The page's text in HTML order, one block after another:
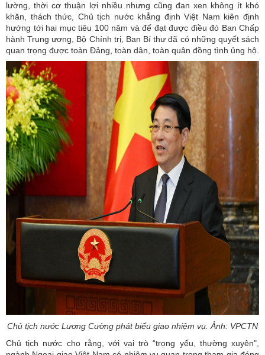
lường, thời cơ thuận lợi nhiều nhưng cũng đan xen không ít khó
khăn, thách thức, Chủ tịch nước khẳng định Việt Nam kiên định
hướng tới hai mục tiêu 100 năm và để đạt được điều đó Ban Chấp
hành Trung ương, Bộ Chính trị, Ban Bí thư đã có những quyết sách
quan trọng được toàn Đảng, toàn dân, toàn quân đồng tình ủng hộ.
Chủ tịch nước Lương Cường phát biểu giao nhiệm vụ. Ảnh: VPCTN
Chủ tịch nước cho rằng, với vai trò “trọng yếu, thường xuyên",